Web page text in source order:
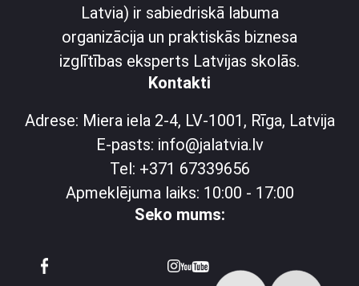
Latvia) ir sabiedriskā labuma
organizācija un praktiskās biznesa
izglītības eksperts Latvijas skolās.
Kontakti
Adrese: Miera iela 2-4, LV-1001, Rīga, Latvija
E-pasts: info@jalatvia.lv
Tel: +371 67339656
Apmeklējuma laiks: 10:00 - 17:00
Seko mums: